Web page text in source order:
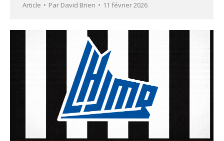
Article Par David Brien 11 février 2026